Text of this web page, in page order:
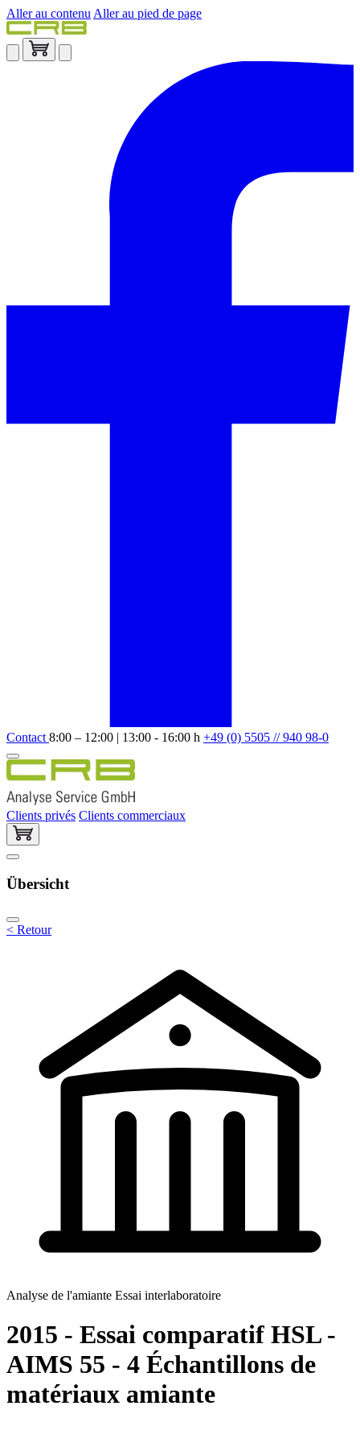
Aller au contenu Aller au pied de page
Contact 8:00 – 12:00 | 13:00 - 16:00 h +49 (0) 5505 // 940 98-0
Clients privés Clients commerciaux
Übersicht
< Retour
Analyse de l'amiante Essai interlaboratoire
2015 - Essai comparatif HSL -
AIMS 55 - 4 Échantillons de
matériaux amiante